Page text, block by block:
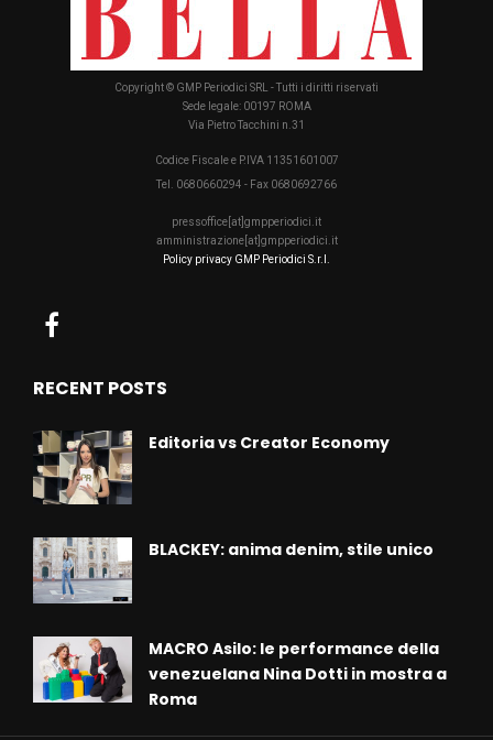
Copyright © GMP Periodici SRL - Tutti i diritti riservati
Sede legale: 00197 ROMA
Via Pietro Tacchini n.31
Codice Fiscale e P.IVA 11351601007
Tel. 0680660294 - Fax 0680692766
pressoffice[at]gmpperiodici.it
amministrazione[at]gmpperiodici.it
Policy privacy GMP Periodici S.r.l.
RECENT POSTS
Editoria vs Creator Economy
BLACKEY: anima denim, stile unico
MACRO Asilo: le performance della
venezuelana Nina Dotti in mostra a
Roma